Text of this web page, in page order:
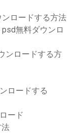
ロードする方法
無料ダウンロ
ンロードする方
ロードする
ード